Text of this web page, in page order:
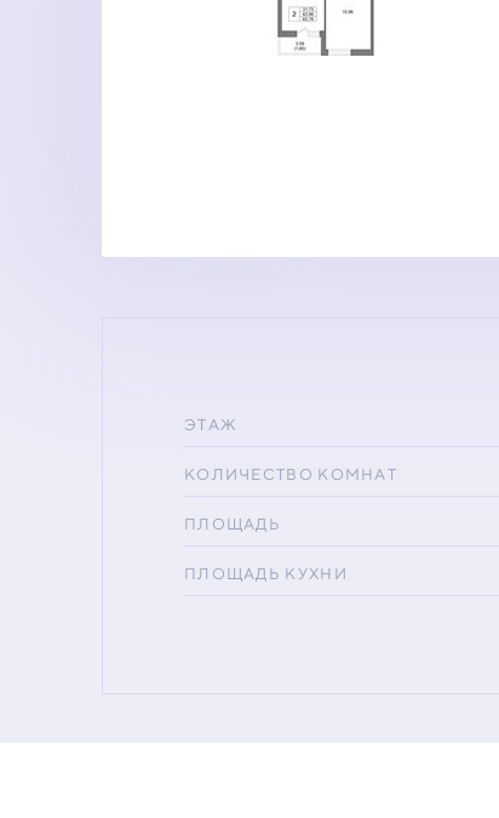
ЭТАЖ
КОЛИЧЕСТВО КОМНАТ
ПЛОЩАДЬ
ПЛОЩАДЬ КУХНИ